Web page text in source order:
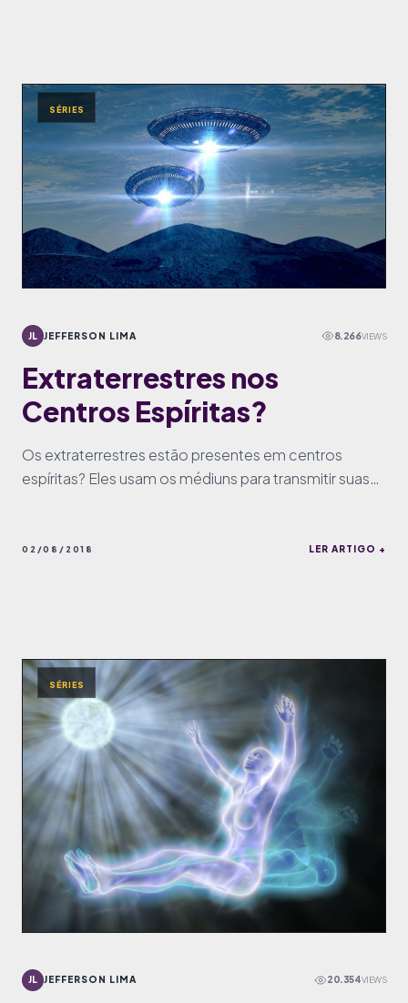
SÉRIES
JL JEFFERSON LIMA 8.266VIEWS
Extraterrestres nos
Centros Espíritas?
Os extraterrestres estão presentes em centros
espíritas? Eles usam os médiuns para transmitir suas
02/08/2018 LER ARTIGO +
SÉRIES
JL JEFFERSON LIMA 20.354VIEWS